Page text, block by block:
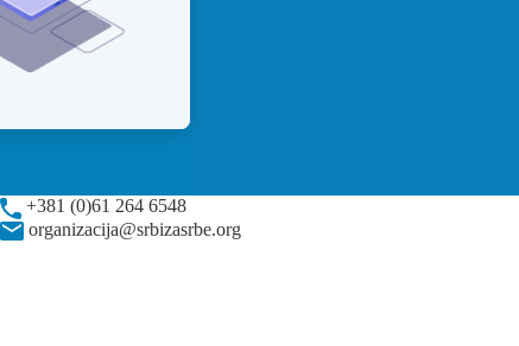
+381 (0)61 264 6548
organizacija@srbizasrbe.org